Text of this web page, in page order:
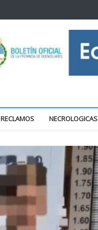
RECLAMOS NECROLOGICAS